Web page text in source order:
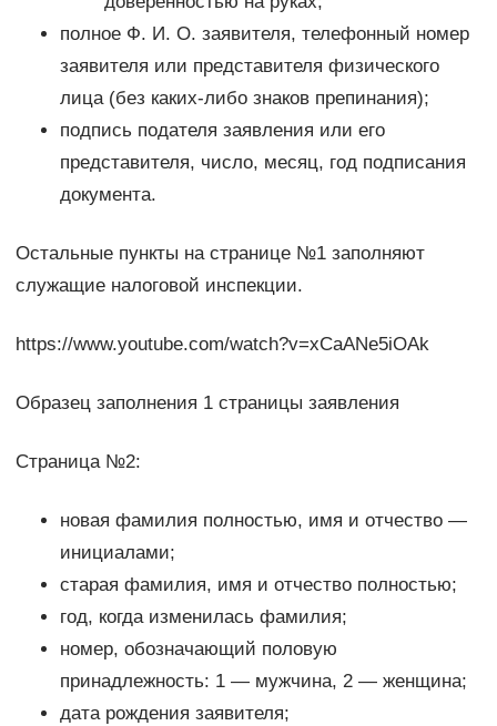
полное Ф. И. О. заявителя, телефонный номер
заявителя или представителя физического
лица (без каких-либо знаков препинания);
подпись подателя заявления или его
представителя, число, месяц, год подписания
документа.
Остальные пункты на странице №1 заполняют
служащие налоговой инспекции.
https://www.youtube.com/watch?v=xCaANe5iOAk
Образец заполнения 1 страницы заявления
Страница №2:
новая фамилия полностью, имя и отчество —
инициалами;
старая фамилия, имя и отчество полностью;
год, когда изменилась фамилия;
номер, обозначающий половую
принадлежность: 1 — мужчина, 2 — женщина;
дата рождения заявителя;